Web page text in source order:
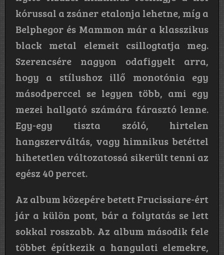
kórussal a zsáner etalonja lehetne, míg a
Belphegor és Mammon már a klasszikus
black metal elemeit csillogtatja meg.
Szerencsére nagyon odafigyelt arra,
hogy a stílushoz illő monotónia egy
másodperccel se legyen több, ami egy
mezei hallgató számára fárasztó lenne.
Egy-egy tiszta szóló, hirtelen
hangszerváltás, vagy himnikus betéttel
hihetetlen változatossá sikerült tenni az
egész 40 percet.
Az album közepére betett Frucissiare-ért
jár a külön pont, bár a folytatás se lett
sokkal rosszabb. Az album második fele
többet építkezik a hangulati elemekre,